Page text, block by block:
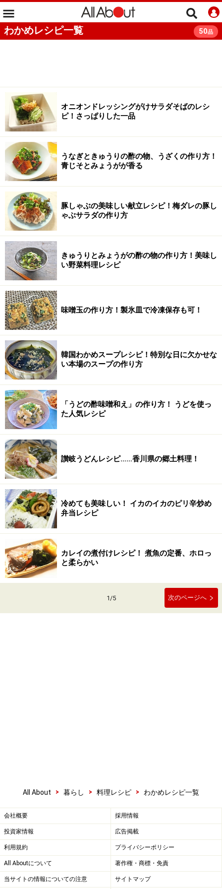
わかめレシピ一覧 50品
オニオンドレッシングがけサラダそばのレシ
ピ！さっぱりした一品
うなぎときゅうりの酢の物、うざくの作り方！
青じそとみょうがが香る
豚しゃぶの美味しい献立レシピ！梅ダレの豚し
ゃぶサラダの作り方
きゅうりとみょうがの酢の物の作り方！美味し
い野菜料理レシピ
味噌玉の作り方！製氷皿で冷凍保存も可！
韓国わかめスープレシピ！特別な日に欠かせな
い本場のスープの作り方
「うどの酢味噌和え」の作り方！ うどを使っ
た人気レシピ
讃岐うどんレシピ……香川県の郷土料理！
冷めても美味しい！ イカのイカのピリ辛炒め
弁当レシピ
カレイの煮付けレシピ！ 煮魚の定番、ホロっ
と柔らかい
1/5 次のページへ
All About > 暮らし > 料理レシピ > わかめレシピ一覧
会社概要 採用情報
投資家情報 広告掲載
利用規約 プライバシーポリシー
All Aboutについて 著作権・商標・免責
当サイトの情報についての注意 サイトマップ